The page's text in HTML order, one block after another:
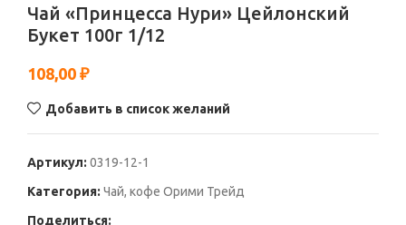
Чай «Принцесса Нури» Цейлонский
Букет 100г 1/12
108,00 ₽
Добавить в список желаний
Артикул: 0319-12-1
Категория: Чай, кофе Орими Трейд
Поделиться: